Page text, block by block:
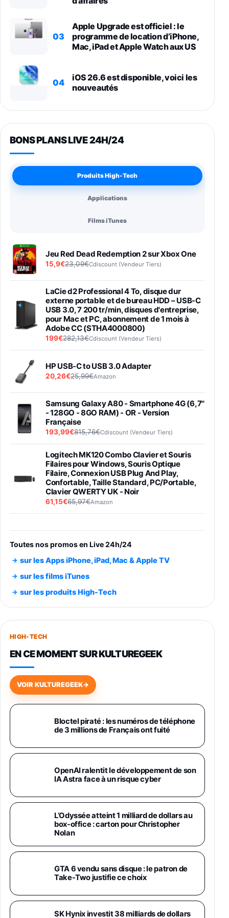
03
Apple Upgrade est officiel : le
programme de location d’iPhone,
Mac, iPad et Apple Watch aux US
04
iOS 26.6 est disponible, voici les
nouveautés
BONS PLANS LIVE 24H/24
Produits High-Tech
Applications
Films iTunes
Jeu Red Dead Redemption 2 sur Xbox One
15,9€23,09€Cdiscount (Vendeur Tiers)
LaCie d2 Professional 4 To, disque dur
externe portable et de bureau HDD – USB-C
USB 3.0, 7 200 tr/min, disques d'entreprise,
pour Mac et PC, abonnement de 1 mois à
Adobe CC (STHA4000800)
199€282,13€Cdiscount (Vendeur Tiers)
HP USB-C to USB 3.0 Adapter
20,26€25,99€Amazon
Samsung Galaxy A80 - Smartphone 4G (6,7''
- 128GO - 8GO RAM) - OR - Version
Française
193,99€815,76€Cdiscount (Vendeur Tiers)
Logitech MK120 Combo Clavier et Souris
Filaires pour Windows, Souris Optique
Filaire, Connexion USB Plug And Play,
Confortable, Taille Standard, PC/Portable,
Clavier QWERTY UK - Noir
61,15€65,97€Amazon
entraénement direct 3 vitesses (33-45-78
trs/min) avec pre-ampli intégré et port USB
Smartphone SAMSUNG Galaxy S26 Ultra
891,99€1199€Fnac (Vendeur Tiers)
Smartphone SAMSUNG Galaxy S26+ Violet
749,99€
648,63€834,71€
Samsung Galaxy Miracle Ultra, Smartphone
Chargeur Secteur Rapide 25W Inclus,
Smartphone déverrouillé, Noir, Version FR
Galaxy S26 Ultra 512 Go Bleu
1019€1399€Fnac (Vendeur Tiers)
Galaxy S26 Ultra 256 Go Violet
892€1199€Fnac (Vendeur Tiers)
Philips SHK2000BL - Casque Enfant - Bleu &
24,94€ 29,96€Fnac (Vendeur Tiers)
Bande Gigabit (Serveur et Client VPN, Triple
Vlan, Mode Point d'accès et Bridge, contrôle
Toutes nos promos en Live 24h/24
sur les Apps iPhone, iPad, Mac & Apple TV
sur les films iTunes
sur les produits High-Tech
HIGH-TECH
EN CE MOMENT SUR KULTUREGEEK
VOIR KULTUREGEEK→
Bloctel piraté : les numéros de téléphone
de 3 millions de Français ont fuité
OpenAI ralentit le développement de son
IA Astra face à un risque cyber
L’Odyssée atteint 1 milliard de dollars au
box-office : carton pour Christopher
Nolan
GTA 6 vendu sans disque : le patron de
Take-Two justifie ce choix
SK Hynix investit 38 milliards de dollars